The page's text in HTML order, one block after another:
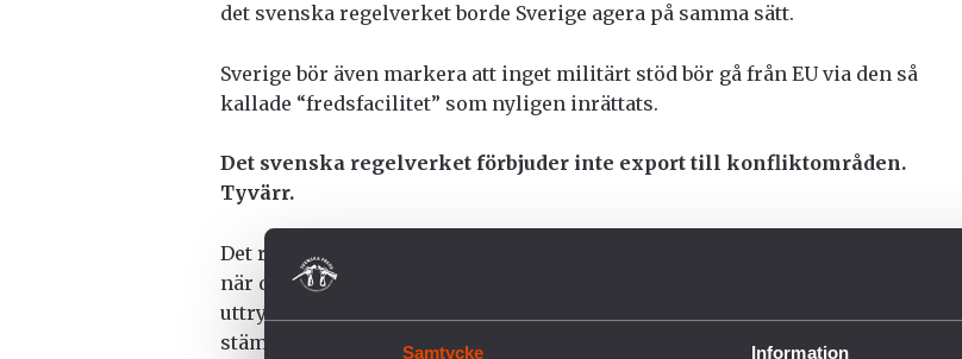
Samtycke Information
det svenska regelverket borde Sverige agera på samma sätt.
Sverige bör även markera att inget militärt stöd bör gå från EU via den så
kallade “fredsfacilitet” som nyligen inrättats.
Det svenska regelverket förbjuder inte export till konfliktområden.
Tyvärr.
Det råder också förvirring kring vad det svenska regelverket tillåter och inte
när det kommer till vapenexport till konfliktområden. Vissa debattörer har
uttryckt det som att denna sorts export inte skulle vara tillåten. Tyvärr
stämmer inte det, det finns däremot en lång tradition av att exportera svenska